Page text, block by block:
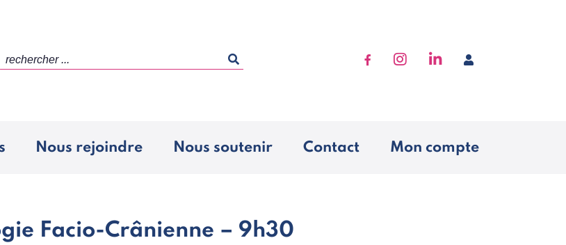
rechercher ... Accéder à Facebook
Accéder à Instagram
Accéder à Linkedin
Se connecter
Nous rejoindre Nous soutenir Contact Mon compte
Facio-Crânienne – 9h30